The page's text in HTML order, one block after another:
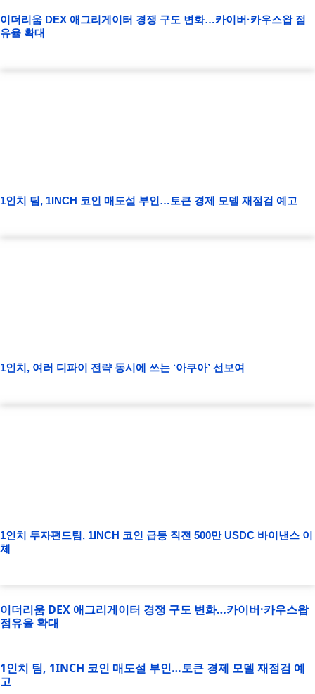
이더리움 DEX 애그리게이터 경쟁 구도 변화…카이버·카우스왑 점
유율 확대
1인치 팀, 1INCH 코인 매도설 부인…토큰 경제 모델 재점검 예고
1인치, 여러 디파이 전략 동시에 쓰는 ‘아쿠아’ 선보여
1인치 투자펀드팀, 1INCH 코인 급등 직전 500만 USDC 바이낸스 이
체
이더리움 DEX 애그리게이터 경쟁 구도 변화…카이버·카우스왑
점유율 확대
1인치 팀, 1INCH 코인 매도설 부인…토큰 경제 모델 재점검 예
고